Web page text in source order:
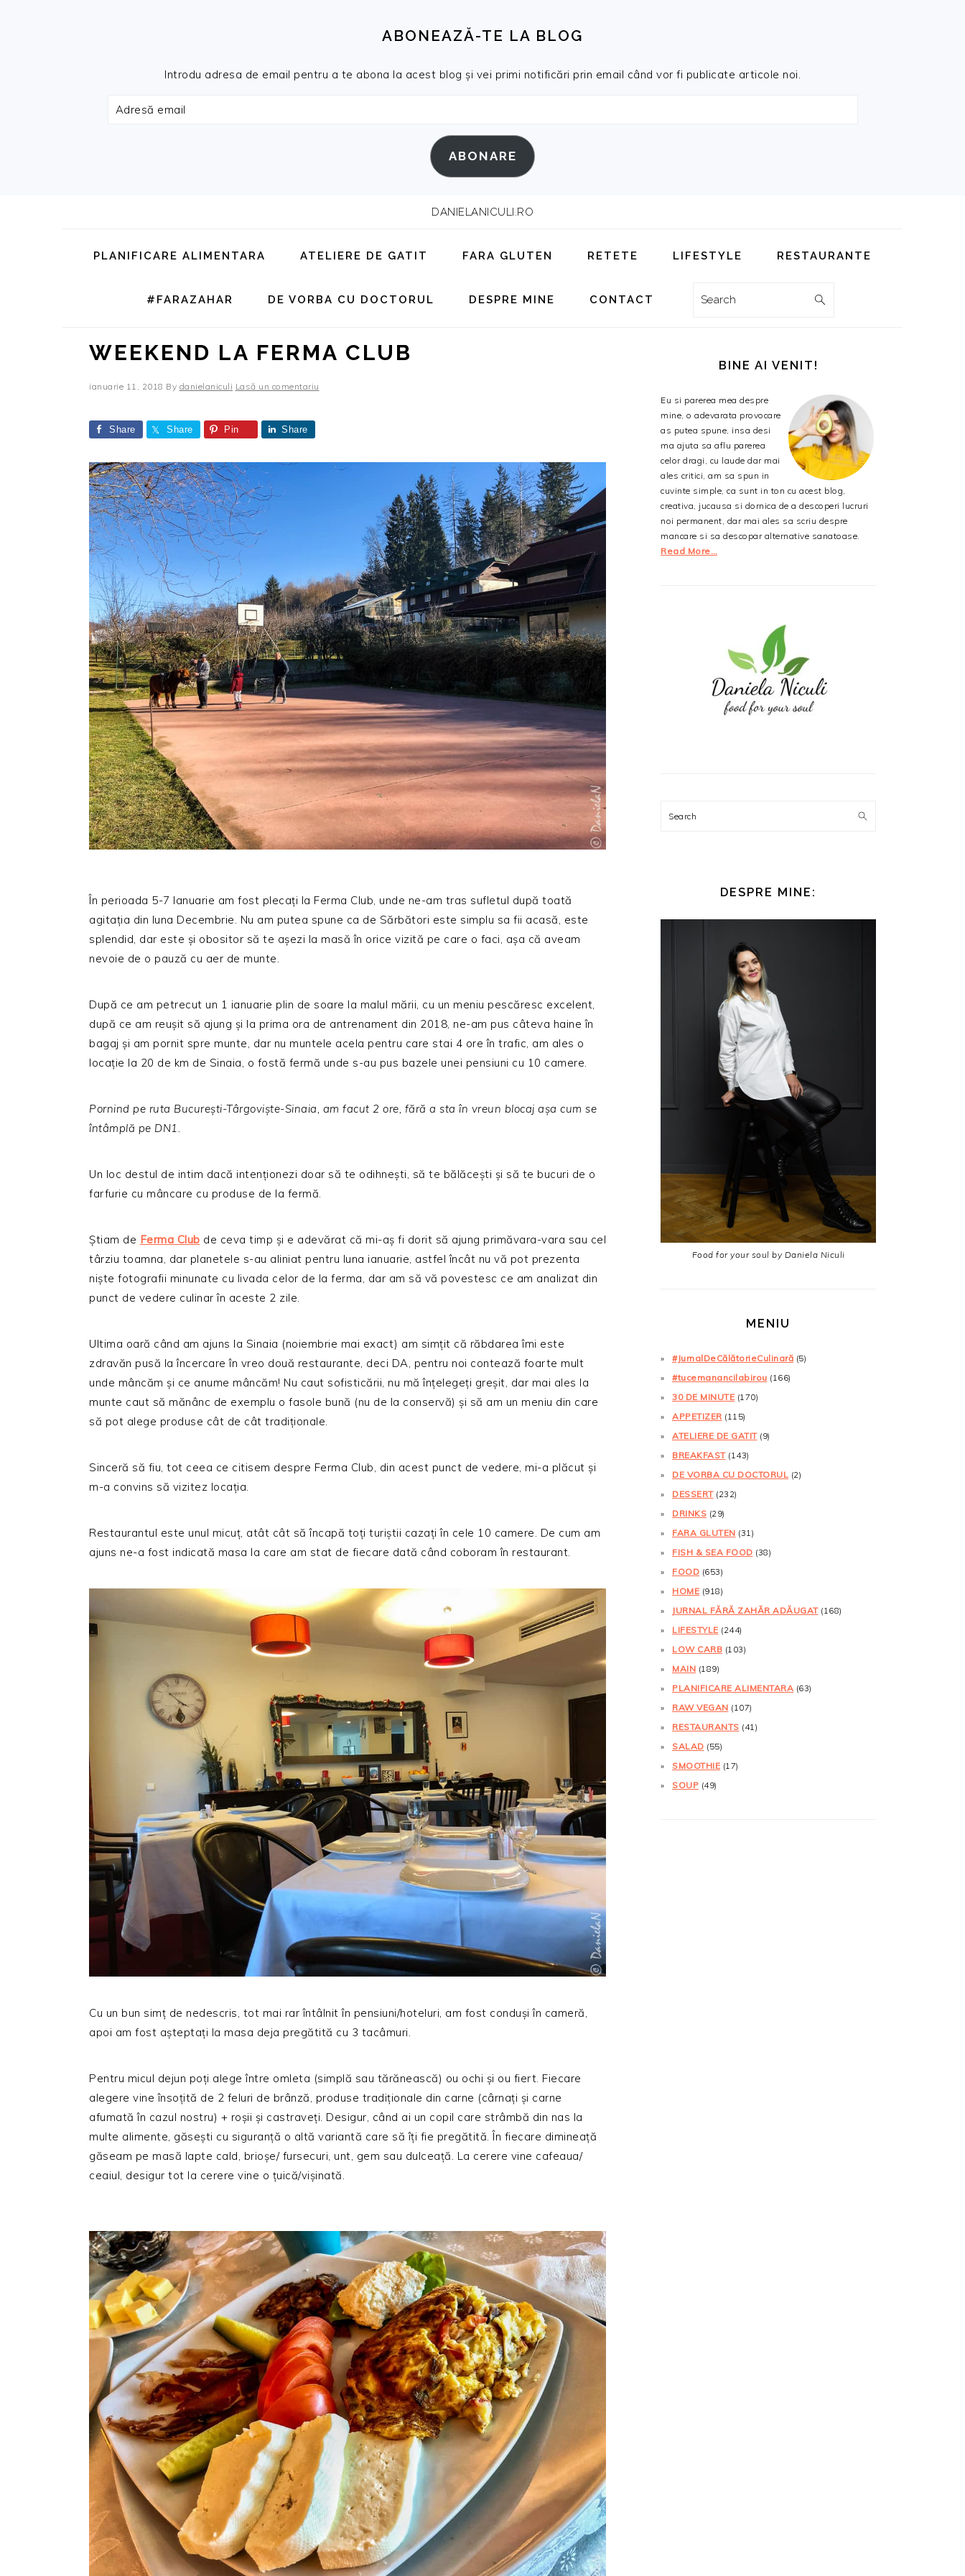
ABONEAZĂ-TE LA BLOG
Introdu adresa de email pentru a te abona la acest blog și vei primi notificări prin email când vor fi publicate articole noi.
Adresă
ABONARE
DANIELANICULI.RO
PLANIFICARE ALIMENTARA ATELIERE DE GATIT FARA GLUTEN RETETE LIFESTYLE RESTAURANTE
#FARAZAHAR DE VORBA CU DOCTORUL DESPRE MINE CONTACT Search
WEEKEND LA FERMA CLUB
ianuarie 11, 2018 By danielaniculi Lasă un comentariu
Share Share Pin Share
În perioada 5-7 Ianuarie am fost plecați la Ferma Club, unde ne-am tras sufletul după toată
agitația din luna Decembrie. Nu am putea spune ca de Sărbători este simplu sa fii acasă, este
splendid, dar este și obositor să te așezi la masă în orice vizită pe care o faci, așa că aveam
nevoie de o pauză cu aer de munte.
După ce am petrecut un 1 ianuarie plin de soare la malul mării, cu un meniu pescăresc excelent,
după ce am reușit să ajung și la prima ora de antrenament din 2018, ne-am pus câteva haine în
bagaj și am pornit spre munte, dar nu muntele acela pentru care stai 4 ore în trafic, am ales o
locație la 20 de km de Sinaia, o fostă fermă unde s-au pus bazele unei pensiuni cu 10 camere.
Pornind pe ruta București-Târgoviște-Sinaia, am facut 2 ore, fără a sta în vreun blocaj așa cum se
întâmplă pe DN1.
Un loc destul de intim dacă intenționezi doar să te odihnești, să te bălăcești și să te bucuri de o
farfurie cu mâncare cu produse de la fermă.
Știam de Ferma Club de ceva timp și e adevărat că mi-aș fi dorit să ajung primăvara-vara sau cel
târziu toamna, dar planetele s-au aliniat pentru luna ianuarie, astfel încât nu vă pot prezenta
niște fotografii minunate cu livada celor de la ferma, dar am să vă povestesc ce am analizat din
punct de vedere culinar în aceste 2 zile.
Ultima oară când am ajuns la Sinaia (noiembrie mai exact) am simțit că răbdarea îmi este
zdravăn pusă la încercare în vreo două restaurante, deci DA, pentru noi contează foarte mult
unde mâncăm și ce anume mâncăm! Nu caut sofisticării, nu mă înțelegeți greșit, dar mai ales la
munte caut să mănânc de exemplu o fasole bună (nu de la conservă) și să am un meniu din care
să pot alege produse cât de cât tradiționale.
Sinceră să fiu, tot ceea ce citisem despre Ferma Club, din acest punct de vedere, mi-a plăcut și
m-a convins să vizitez locația.
Restaurantul este unul micuț, atât cât să încapă toți turiștii cazați în cele 10 camere. De cum am
ajuns ne-a fost indicată masa la care am stat de fiecare dată când coboram în restaurant.
Cu un bun simț de nedescris, tot mai rar întâlnit în pensiuni/hoteluri, am fost conduși în cameră,
apoi am fost așteptați la masa deja pregătită cu 3 tacâmuri.
Pentru micul dejun poți alege între omleta (simplă sau tărănească) ou ochi și ou fiert. Fiecare
alegere vine însoțită de 2 feluri de brânză, produse tradiționale din carne (cârnați și carne
afumată în cazul nostru) + roșii și castraveți. Desigur, când ai un copil care strâmbă din nas la
multe alimente, găsești cu siguranță o altă variantă care să îți fie pregătită. În fiecare dimineață
găseam pe masă lapte cald, brioșe/ fursecuri, unt, gem sau dulceață. La cerere vine cafeaua/
ceaiul, desigur tot la cerere vine o țuică/vișinată.
PRINCIPALĂBINE AI VENIT!
Eu si parerea mea despre
mine, o adevarata provocare
as putea spune, insa desi
ma ajuta sa aflu parerea
celor dragi, cu laude dar mai
ales critici, am sa spun in
cuvinte simple, ca sunt in ton cu acest blog,
creativa, jucausa si dornica de a descoperi lucruri
noi permanent, dar mai ales sa scriu despre
mancare si sa descopar alternative sanatoase.
Read More…
Search
DESPRE MINE:
Food for your soul by Daniela Niculi
MENIU
#JurnalDeCălătorieCulinară (5)
#tucemanancilabirou (166)
30 DE MINUTE (170)
APPETIZER (115)
ATELIERE DE GATIT(9)
BREAKFAST(143)
DE VORBA CU DOCTORUL (2)
DESSERT(232)
DRINKS (29)
FARA GLUTEN (31)
FISH & SEA FOOD (38)
FOOD (653)
HOME (918)
JURNAL FĂRĂ ZAHĂR ADĂUGAT(168)
LIFESTYLE (244)
LOW CARB (103)
MAIN (189)
PLANIFICARE ALIMENTARA (63)
RAW VEGAN (107)
RESTAURANTS (41)
SALAD (55)
SMOOTHIE (17)
SOUP (49)